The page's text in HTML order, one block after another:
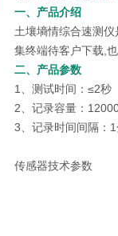
一、产品介绍
土壤墒情综合速测
集终端待客户下载,
二、产品参数
1、测试时间：≤2秒
2、记录容量：
3、记录时间间隔：
传感器技术参数